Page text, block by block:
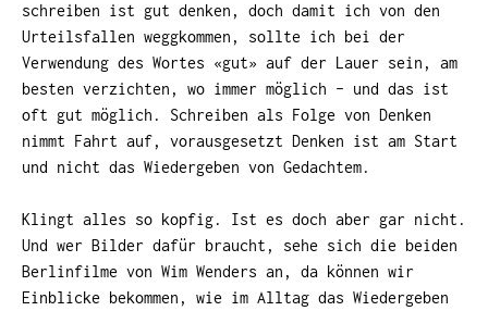
schreiben ist gut denken, doch damit ich von den
Urteilsfallen weggkommen, sollte ich bei der
Verwendung des Wortes «gut» auf der Lauer sein, am
besten verzichten, wo immer möglich – und das ist
oft gut möglich. Schreiben als Folge von Denken
nimmt Fahrt auf, vorausgesetzt Denken ist am Start
und nicht das Wiedergeben von Gedachtem.
Klingt alles so kopfig. Ist es doch aber gar nicht.
Und wer Bilder dafür braucht, sehe sich die beiden
Berlinfilme von Wim Wenders an, da können wir
Einblicke bekommen, wie im Alltag das Wiedergeben